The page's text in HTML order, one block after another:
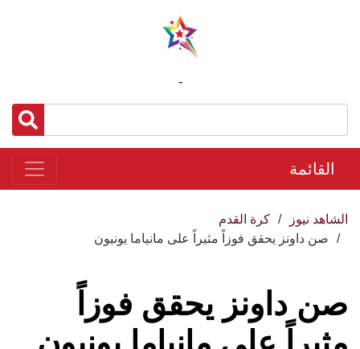
-
القائمة
الشاهد نيوز
كرة القدم
صن داونز يحقق فوزاً مثيراً على مانياما يونيون
صن داونز يحقق فوزاً